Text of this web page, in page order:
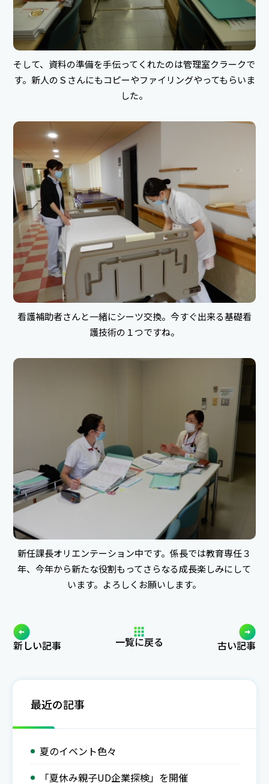
そして、資料の準備を手伝ってくれたのは管理室クラークで
す。新人のＳさんにもコピーやファイリングやってもらいま
した。
看護補助者さんと一緒にシーツ交換。今すぐ出来る基礎看
護技術の１つですね。
新任課長オリエンテーション中です。係長では教育専任３
年、今年から新たな役割もってさらなる成長楽しみにして
います。よろしくお願いします。
新しい記事 一覧に戻る 古い記事
最近の記事
夏のイベント色々
「夏休み親子UD企業探検」を開催